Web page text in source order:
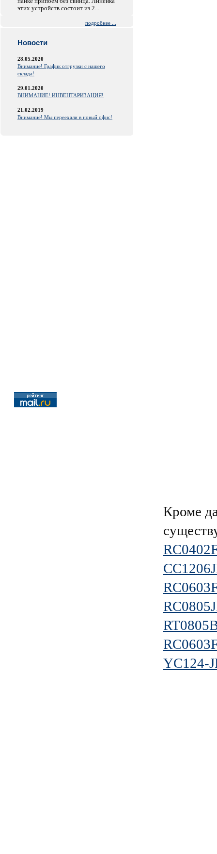
этих устройств состоит из 2...
подробнее ...
Новости
28.05.2020
Внимание! График отгрузки с нашего
склада!
29.01.2020
ВНИМАНИЕ! ИНВЕНТАРИЗАЦИЯ!
21.02.2019
Внимание! Мы переехали в новый офис!
Кроме
YC124-